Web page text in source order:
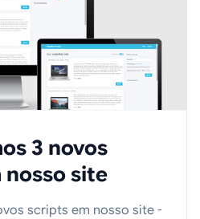
3 novos
site
scripts em nosso site -